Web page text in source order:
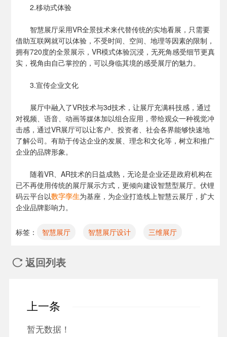
2.移动式体验
智慧展厅采用VR全景技术来代替传统的实地看展，只需要
借助互联网就可以体验，不受时间、空间、地理等因素的限制，
拥有720度的全景展示，VR模式体验沉浸，无死角感受细节更真
实，视角由自己掌控的，可以身临其境的感受展厅的魅力。
3.宣传企业文化
展厅中融入了VR技术与3d技术，让展厅充满科技感，通过
对视频、语音、动画等媒体加以组合应用，带给观众一种视觉冲
击感，通过VR展厅可以让客户、投资者、社会各界能够快速地
了解公司。有助于传达企业的发展、理念和文化等，树立和推广
企业的品牌形象。
随着VR、AR技术的日益成熟，无论是企业还是政府机构在
已不再使用传统的展厅展示方式，更倾向建设智慧型展厅。伏锂
码云平台以数字孪生为基座，为企业打造线上智慧云展厅，扩大
企业品牌影响力。
标签： 智慧展厅 智慧展厅设计 三维展厅
 返回列表
上一条
暂无数据！